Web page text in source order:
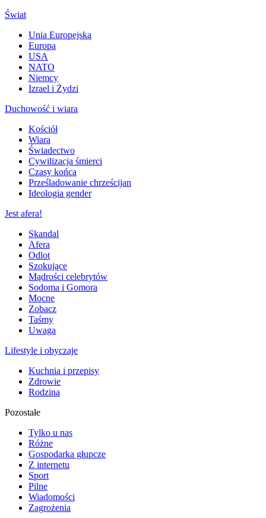
Świat
Unia Europejska
Europa
USA
NATO
Niemcy
Izrael i Żydzi
Duchowość i wiara
Kościół
Wiara
Świadectwo
Cywilizacja śmierci
Czasy końca
Prześladowanie chrześcijan
Ideologia gender
Jest afera!
Skandal
Afera
Odlot
Szokujące
Mądrości celebrytów
Sodoma i Gomora
Mocne
Zobacz
Taśmy
Uwaga
Lifestyle i obyczaje
Kuchnia i przepisy
Zdrowie
Rodzina
Pozostałe
Tylko u nas
Różne
Gospodarka głupcze
Z internetu
Sport
Pilne
Wiadomości
Zagrożenia